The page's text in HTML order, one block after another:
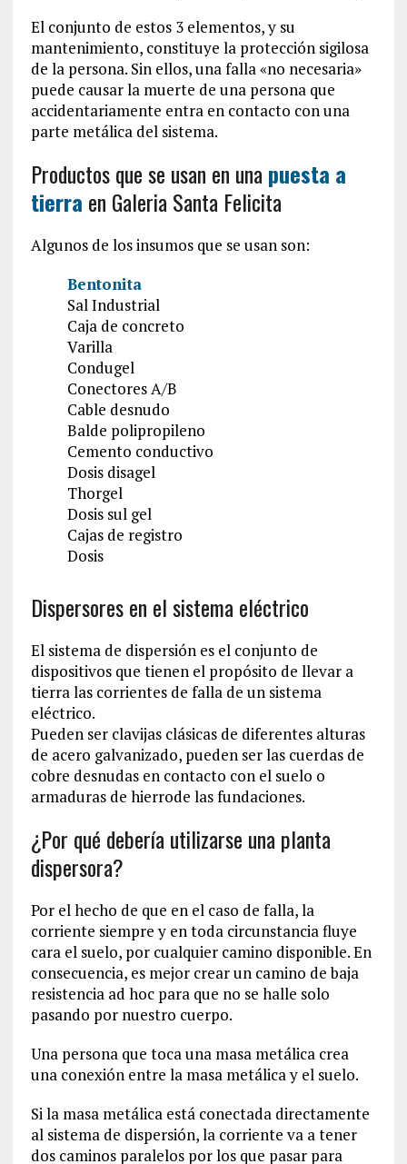
El conjunto de estos 3 elementos, y su
mantenimiento, constituye la protección sigilosa
de la persona. Sin ellos, una falla «no necesaria»
puede causar la muerte de una persona que
accidentariamente entra en contacto con una
parte metálica del sistema.
Productos que se usan en unapuesta a
tierra en Galeria Santa Felicita
Algunos de los insumos que se usan son:
Bentonita
Sal Industrial
Caja de concreto
Varilla
Condugel
Conectores A/B
Cable desnudo
Balde polipropileno
Cemento conductivo
Dosis disagel
Thorgel
Dosis sul gel
Cajas de registro
Dosis
Dispersores en el sistema eléctrico
El sistema de dispersión es el conjunto de
dispositivos que tienen el propósito de llevar a
tierra las corrientes de falla de un sistema
eléctrico.
Pueden ser clavijas clásicas de diferentes alturas
de acero galvanizado, pueden ser las cuerdas de
cobre desnudas en contacto con el suelo o
armaduras de hierrode las fundaciones.
¿Por qué debería utilizarse una planta
dispersora?
Por el hecho de que en el caso de falla, la
corriente siempre y en toda circunstancia fluye
cara el suelo, por cualquier camino disponible. En
consecuencia, es mejor crear un camino de baja
resistencia ad hoc para que no se halle solo
pasando por nuestro cuerpo.
Una persona que toca una masa metálica crea
una conexión entre la masa metálica y el suelo.
Si la masa metálica está conectada directamente
al sistema de dispersión, la corriente va a tener
dos caminos paralelos por los que pasar para